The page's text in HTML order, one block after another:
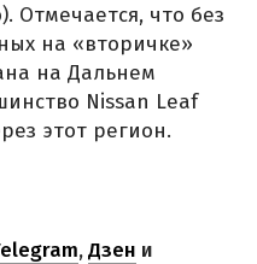
Отмечается, что без
на «вторичке»
на Дальнем
Nissan Leaf
этот регион.
,Дзен и